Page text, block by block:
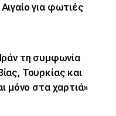
για φωτιές
τη συμφωνία
Τουρκίας και
μόνο στα χαρτιά»